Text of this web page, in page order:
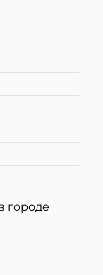
городе